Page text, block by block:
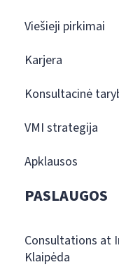
Viešieji pirkimai
Karjera
Konsultacinė
VMI strategija
Apklausos
PASLAUGOS
Consultations at
Klaipėda